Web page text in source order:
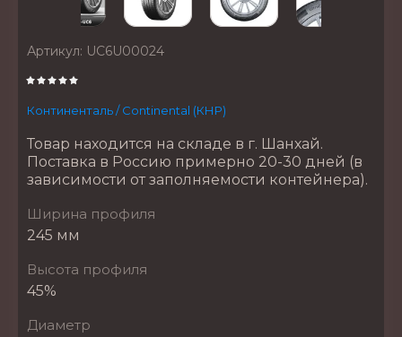
Артикул: UC6U00024
Континенталь / Continental (КНР)
Товар находится на складе в г. Шанхай.
Поставка в Россию примерно 20-30 дней (в
зависимости от заполняемости контейнера).
Ширина профиля
245 мм
Высота профиля
45%
Диаметр